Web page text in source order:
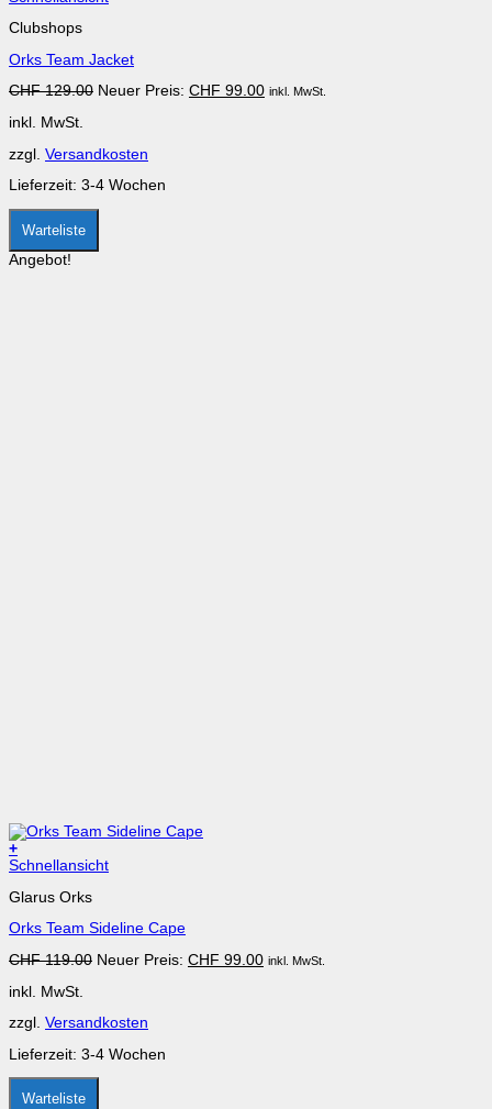
weist
Varianten
Die
können
der
Produktseite
gewählt
werden
Clubshops
Orks Team Jacket
CHF129.00 Ursprünglicher
Neuer Preis: CHF 99.00Aktueller
inkl. MwSt.
inkl. MwSt.
zzgl. Versandkosten
Lieferzeit: 3-4 Wochen
Warteliste
Angebot!
+
Dieses
weist
Varianten
Die
können
der
Produktseite
gewählt
werden
Schnellansicht
Glarus Orks
Orks Team Sideline Cape
CHF119.00 Ursprünglicher
Neuer Preis: CHF 99.00Aktueller
inkl. MwSt.
inkl. MwSt.
zzgl. Versandkosten
Lieferzeit: 3-4 Wochen
Warteliste